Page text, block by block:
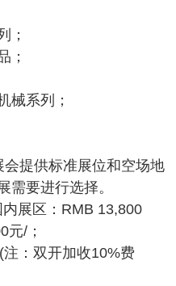
；
；
械系列；
提供标准展位和空场地
需要进行选择。
展区：RMB 13,800
元/；
：双开加收10%费